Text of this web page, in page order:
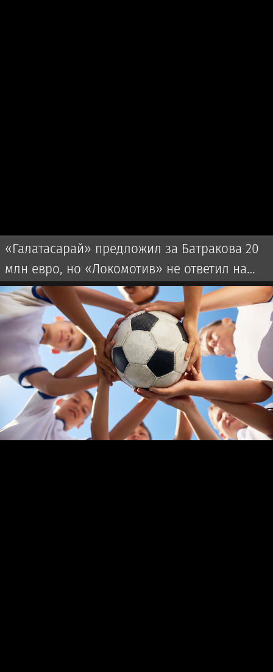
«Галатасарай» предложил за Батракова 20
млн евро, но «Локомотив» не ответил на
оффер